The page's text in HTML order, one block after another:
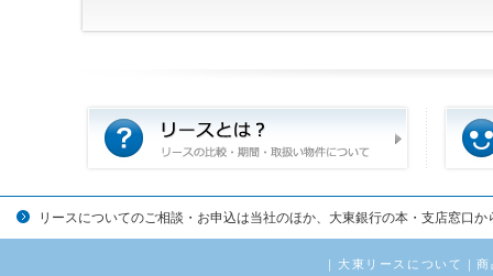
リースについてのご相談・お申込は当社のほか、大東銀行の本・支店窓口
｜ 大東リースについて ｜商